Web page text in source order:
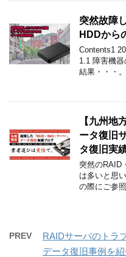
突然故障
HDDから
Contents1
1.1 障害機
結果・・・
【九州地
ータ復旧
タ復旧実
突然のRAID
は多いと思
の際にご参
PREV
RAIDサーバのトラ
データ復旧事例を紹